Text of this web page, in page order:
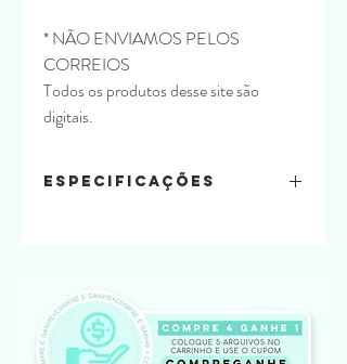
* NÃO ENVIAMOS PELOS
CORREIOS
Todos os produtos desse site são
digitais.
Especificações
offset 240
Tamanho